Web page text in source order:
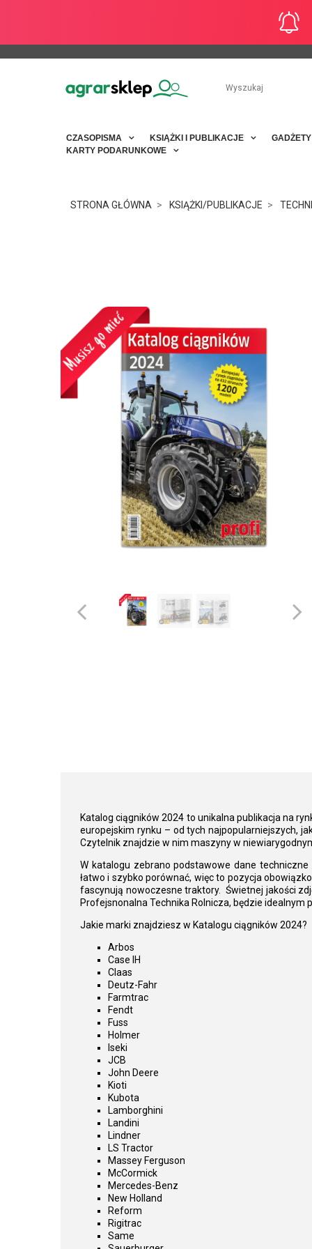
CZASOPISMA KSIĄŻKI I PUBLIKACJE
KARTY PODARUNKOWE
STRONA GŁÓWNA KSIĄŻKI/PUBLIKACJE
Katalog ciągników 2024 to unikalna publikacja na
europejskim rynku – od tych najpopularniejszych,
Czytelnik znajdzie w nim maszyny w
W katalogu zebrano podstawowe dane
łatwo i szybko porównać, więc to pozycja
fascynują nowoczesne traktory. Świetnej jakości
Profejsnonalna Technika Rolnicza, będzie idealnym
Jakie marki znajdziesz w Katalogu ciągników 2024?
Arbos
Case IH
Claas
Deutz-Fahr
Farmtrac
Fendt
Fuss
Holmer
Iseki
JCB
John Deere
Kioti
Kubota
Lamborghini
Landini
Lindner
LS Tractor
Massey Ferguson
McCormick
Mercedes-Benz
New Holland
Reform
Rigitrac
Same